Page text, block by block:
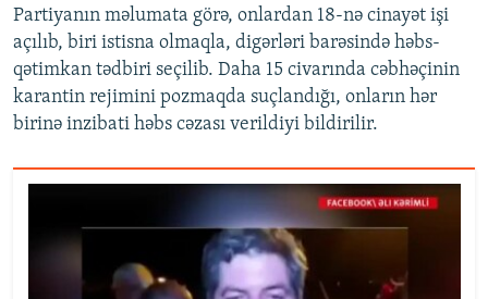
Partiyanın məlumata görə, onlardan 18-nə cinayət işi
açılıb, biri istisna olmaqla, digərləri barəsində həbs-
qətimkan tədbiri seçilib. Daha 15 civarında cəbhəçinin
karantin rejimini pozmaqda suçlandığı, onların hər
birinə inzibati həbs cəzası verildiyi bildirilir.